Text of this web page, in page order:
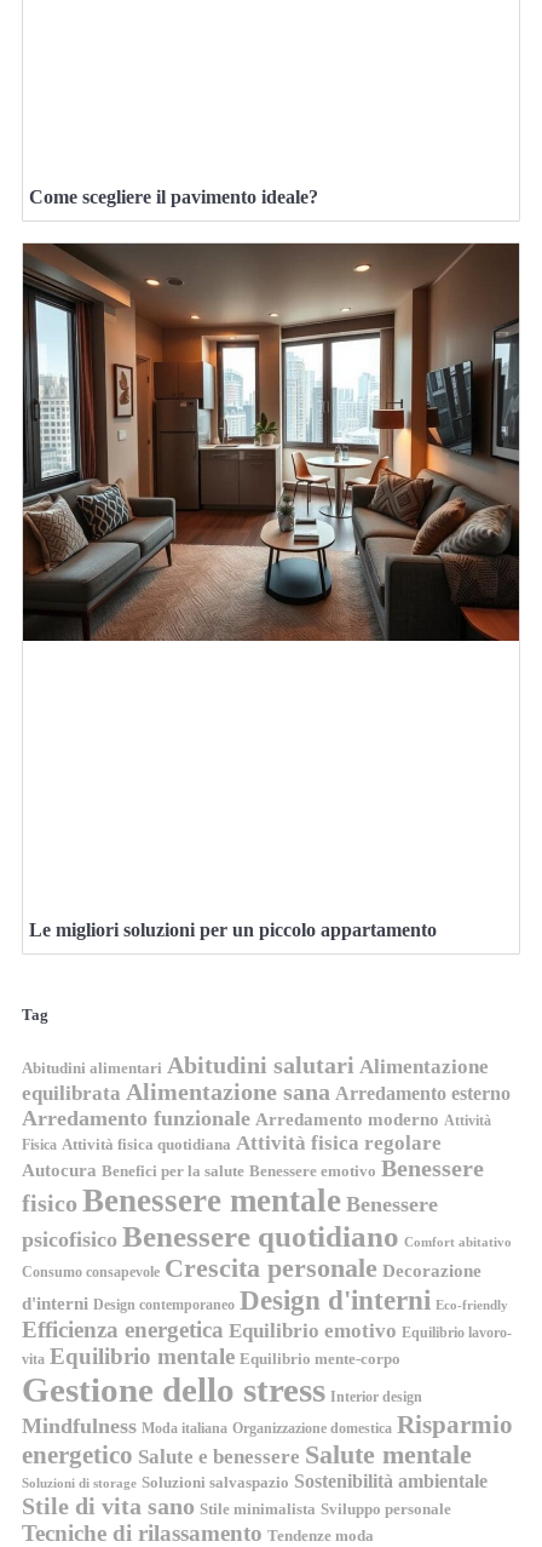
Come scegliere il pavimento ideale?
Le migliori soluzioni per un piccolo appartamento
Tag
Abitudini alimentari Abitudini salutari Alimentazione
equilibrata Alimentazione sana Arredamento esterno
Arredamento funzionale Arredamento moderno Attività
Fisica Attività fisica quotidiana Attività fisica regolare
Autocura Benefici per la salute Benessere emotivo Benessere
fisico Benessere mentale Benessere
psicofisico Benessere quotidiano Comfort abitativo
Consumo consapevole Crescita personale Decorazione
d'interni Design contemporaneo Design d'interni Eco-friendly
Efficienza energetica Equilibrio emotivo Equilibrio lavoro-
vita Equilibrio mentale Equilibrio mente-corpo
Gestione dello stress Interior design
Mindfulness Moda italiana Organizzazione domestica Risparmio
energetico Salute e benessere Salute mentale
Soluzioni di storage Soluzioni salvaspazio Sostenibilità ambientale
Stile di vita sano Stile minimalista Sviluppo personale
Tecniche di rilassamento Tendenze moda